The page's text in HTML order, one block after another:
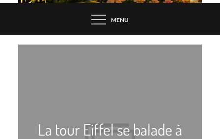
MENU
La tour Eiffel se balade à